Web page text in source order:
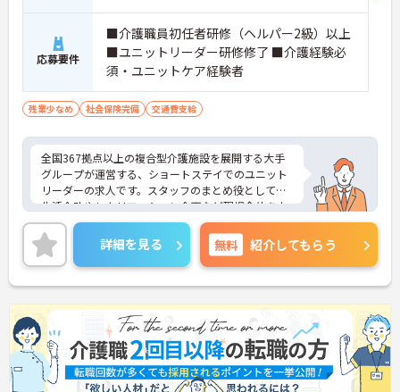
応募要件
■介護職員初任者研修（ヘルパー2級）以上
■ユニットリーダー研修修了 ■介護経験必
須・ユニットケア経験者
残業少なめ 社会保険完備 交通費支給
全国367拠点以上の複合型介護施設を展開する大手
グループが運営する、ショートステイでのユニット
リーダーの求人です。スタッフのまとめ役として、
生活介助やレクリエーション企画など現場全体を支
える重要なポジションとなります。寸志の他に特別
報酬の支給実績があり、これまでのご経験を活かし
てしっかりとした収入を得られる環境です。また、
有給休暇とは別に年間17日間のリフレッシュ休暇が
付与され、残業もほぼないため、心身に無理なく働
きながらプライベートの時間を大切にできます。毎
朝のミーティングによる情報共有や多職種連携が根
付いており、サポート体制も万全です。髪色やネイ
ルなどが原則自由となっており、自分らしいスタイ
ルを維持しながら長期的に活躍できる魅力的な職場
です。
詳細を見る 無料 紹介してもらう